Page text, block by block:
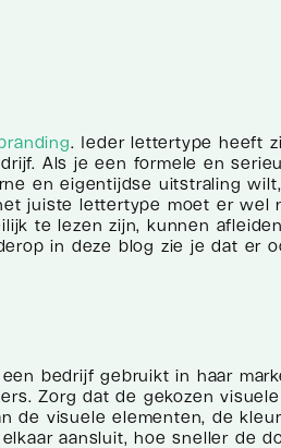
. Ieder lettertype heeft
Als je een formele en
en eigentijdse uitstraling
juiste lettertype moet er wel
te lezen zijn, kunnen
in deze blog zie je dat er
bedrijf gebruikt in haar
Zorg dat de gekozen
de visuele elementen, de
aansluit, hoe sneller de